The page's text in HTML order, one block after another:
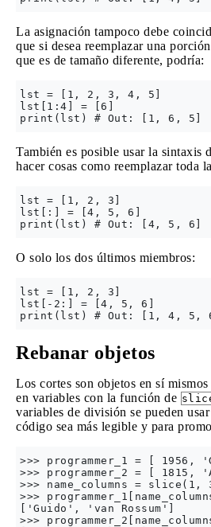
La asignación tampoco debe
que si desea reemplazar una
que es de tamaño diferente, podría:
lst = [1, 2, 3, 4, 5]
lst[1:4] = [6]
También es posible usar la sintaxis
hacer cosas como reemplazar toda
lst = [1, 2, 3]
lst[:] = [4, 5, 6]
O solo los dos últimos miembros:
lst = [1, 2, 3]
lst[-2:] = [4, 5, 6]
Rebanar objetos
Los cortes son objetos en sí
en variables con la función de
variables de división se pueden
código sea más legible y para
>>> programmer_1 = [
>>> programmer_2 = [
>>> name_columns = slice(1,
>>>
['Guido', 'van Rossum']
>>>